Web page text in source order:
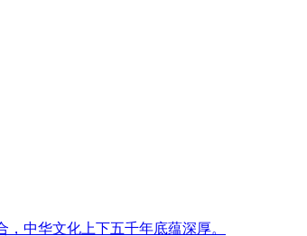
中华文化上下五千年底蕴深厚。